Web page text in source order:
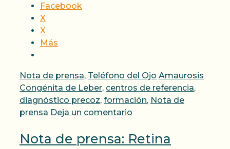
Facebook
X
X
Más
Categorías
Nota de prensa, Teléfono del Ojo Etiquetas
Amaurosis
Congénita de Leber, centros de referencia,
diagnóstico precoz, formación, Nota de
prensa Deja un comentario
Nota de prensa: Retina